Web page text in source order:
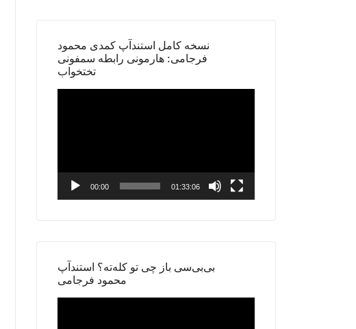
نسخه کامل استندآپ کمدی محمود
فرجامی: هارمونی رابطه سمفونی
تختخواب
00:00 01:33:06
بی‌بی‌سی باز چی تو کله‌ته؟ استندآپ
محمود فرجامی